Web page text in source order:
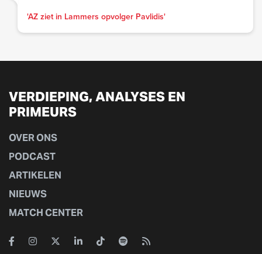
'AZ ziet in Lammers opvolger Pavlidis'
VERDIEPING, ANALYSES EN
PRIMEURS
OVER ONS
PODCAST
ARTIKELEN
NIEUWS
MATCH CENTER